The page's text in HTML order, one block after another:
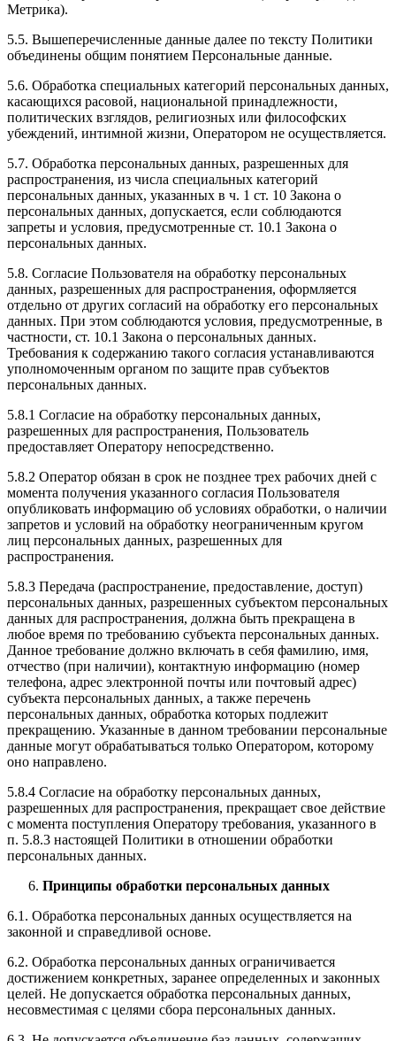
Метрика).
5.5. Вышеперечисленные данные далее по тексту Политики
объединены общим понятием Персональные данные.
5.6. Обработка специальных категорий персональных данных,
касающихся расовой, национальной принадлежности,
политических взглядов, религиозных или философских
убеждений, интимной жизни, Оператором не осуществляется.
5.7. Обработка персональных данных, разрешенных для
распространения, из числа специальных категорий
персональных данных, указанных в ч. 1 ст. 10 Закона о
персональных данных, допускается, если соблюдаются
запреты и условия, предусмотренные ст. 10.1 Закона о
персональных данных.
5.8. Согласие Пользователя на обработку персональных
данных, разрешенных для распространения, оформляется
отдельно от других согласий на обработку его персональных
данных. При этом соблюдаются условия, предусмотренные, в
частности, ст. 10.1 Закона о персональных данных.
Требования к содержанию такого согласия устанавливаются
уполномоченным органом по защите прав субъектов
персональных данных.
5.8.1 Согласие на обработку персональных данных,
разрешенных для распространения, Пользователь
предоставляет Оператору непосредственно.
5.8.2 Оператор обязан в срок не позднее трех рабочих дней с
момента получения указанного согласия Пользователя
опубликовать информацию об условиях обработки, о наличии
запретов и условий на обработку неограниченным кругом
лиц персональных данных, разрешенных для
распространения.
5.8.3 Передача (распространение, предоставление, доступ)
персональных данных, разрешенных субъектом персональных
данных для распространения, должна быть прекращена в
любое время по требованию субъекта персональных данных.
Данное требование должно включать в себя фамилию, имя,
отчество (при наличии), контактную информацию (номер
телефона, адрес электронной почты или почтовый адрес)
субъекта персональных данных, а также перечень
персональных данных, обработка которых подлежит
прекращению. Указанные в данном требовании персональные
данные могут обрабатываться только Оператором, которому
оно направлено.
5.8.4 Согласие на обработку персональных данных,
разрешенных для распространения, прекращает свое действие
с момента поступления Оператору требования, указанного в
п. 5.8.3 настоящей Политики в отношении обработки
персональных данных.
Принципы обработки персональных данных
6.1. Обработка персональных данных осуществляется на
законной и справедливой основе.
6.2. Обработка персональных данных ограничивается
достижением конкретных, заранее определенных и законных
целей. Не допускается обработка персональных данных,
несовместимая с целями сбора персональных данных.